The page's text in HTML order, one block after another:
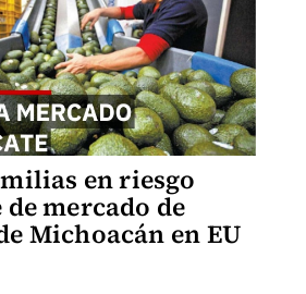
en riesgo
mercado de
Michoacán en EU